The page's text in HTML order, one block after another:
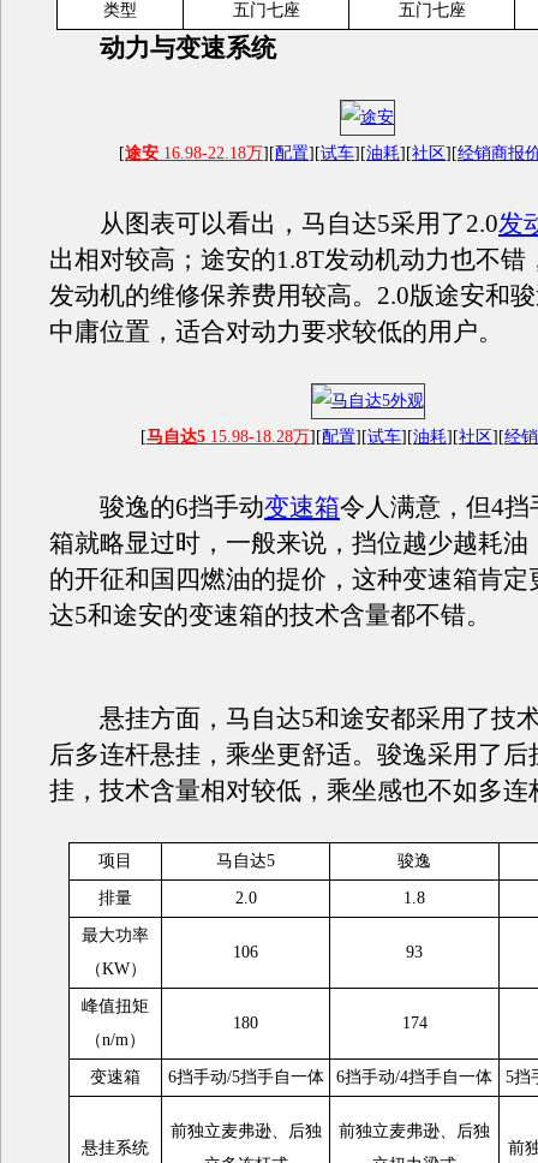
类型 五门七座 五门七座
动力与变速系统
[途安 16.98-22.18万][配置][试车][油耗][社区][经销商报
从图表可以看出，马自达5采用了2.0发
出相对较高；途安的1.8T发动机动力也不错
发动机的维修保养费用较高。2.0版途安和
中庸位置，适合对动力要求较低的用户。
[马自达5 15.98-18.28万][配置][试车][油耗][社区][经
骏逸的6挡手动变速箱令人满意，但4
箱就略显过时，一般来说，挡位越少越耗油
的开征和国四燃油的提价，这种变速箱肯定
达5和途安的变速箱的技术含量都不错。
悬挂方面，马自达5和途安都采用了技
后多连杆悬挂，乘坐更舒适。骏逸采用了后
挂，技术含量相对较低，乘坐感也不如多连
项目 马自达5 骏逸
排量 2.0 1.8
最大功率
（KW）
106 93
峰值扭矩
（n/m）
180 174
变速箱 6挡手动/5挡手自一体 6挡手动/4挡手自一体 5挡
悬挂系统
前独立麦弗逊、后独
前独立麦弗逊、后独
前